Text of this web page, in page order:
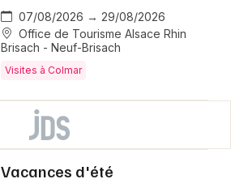
07/08/2026 → 29/08/2026
Office de Tourisme Alsace Rhin
Brisach - Neuf-Brisach
Visites à Colmar
Vacances d'été